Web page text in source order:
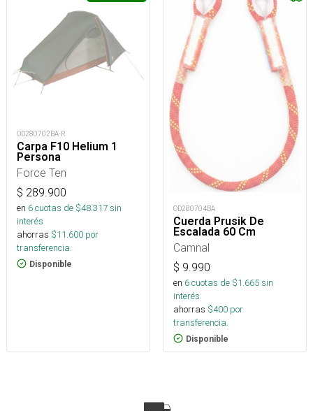
OD280702BA-R
Carpa F10 Helium 1
Persona
Force Ten
$ 289.900
en 6cuotas de $48.317sin
interés
ahorras $11.600 por
transferencia.
Disponible
OD280704BA
Cuerda Prusik De
Escalada 60 Cm
Camnal
$ 9.990
en 6cuotas de $1.665sin
interés
ahorras $400 por
transferencia.
Disponible